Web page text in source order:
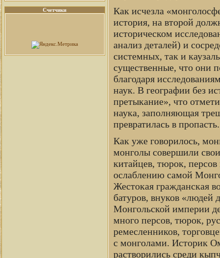
Счетчики
Как исчезла
история, на второй
историческом
анализ деталей) и
системных, так и
существенные, что они
благодаря
наук. В географии без
претыкание», что
наука, заполняющая
превратилась в пропасть.
Как уже говорилось,
монголы совершили
китайцев, тюрок,
ослаблению самой
Жестокая гражданская
батуров, внуков «людей
Монгольской империи
много персов, тюрок,
ремесленников,
с монголами. Историк
растворились среди